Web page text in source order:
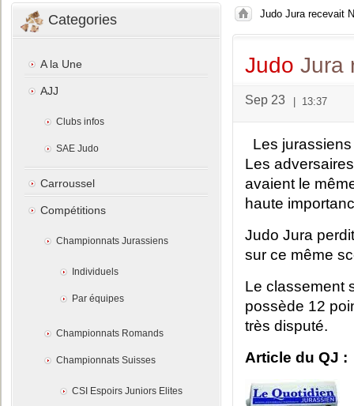
Judo Jura recevait
Judo Jura
Sep 23 13:37
Les
Les
avaient le
haute
Judo Jura
sur ce même
Le classement
possède 12
très disputé.
Article du QJ :
Categories
A la Une
AJJ
Clubs infos
SAE Judo
Carroussel
Compétitions
Championnats Jurassiens
Individuels
Par équipes
Championnats Romands
Championnats Suisses
CSI Espoirs Juniors Elites